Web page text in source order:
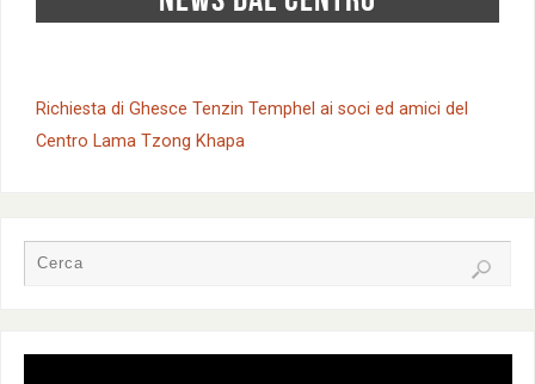
Richiesta di Ghesce Tenzin Temphel ai soci ed amici del
Centro Lama Tzong Khapa